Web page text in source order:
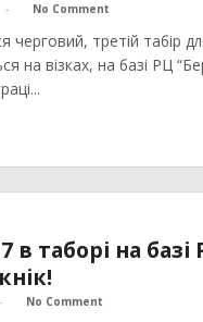
- No Comment
черговий, третій табір
на візках, на базі РЦ
в таборі на
- No Comment